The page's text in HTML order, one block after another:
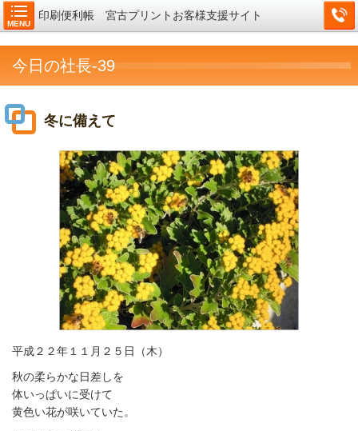
MENU
印刷便利帳 宮古プリントお客様支援サイト
今日の社長-39
冬に備えて
平成２２年１１月２５日（木）
秋の柔らかな日差しを
体いっぱいに受けて
黄色い花が咲いていた。